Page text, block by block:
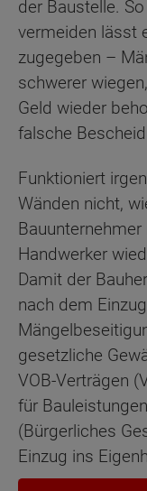
der Baustelle.
vermeiden lässt
zugegeben –
schwerer
Geld wieder
falsche
Funktioniert
Wänden nicht,
Handwerker
Damit der
nach dem
gesetzliche
VOB-Verträgen
für
(Bürgerliches
Einzug ins